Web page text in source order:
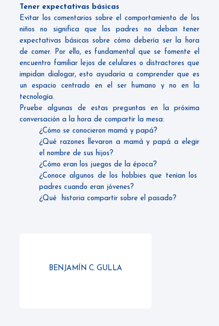
Tener expectativas básicas
Evitar los comentarios sobre el comportamiento de los
niños no significa que los padres no deban tener
expectativas básicas sobre cómo debería ser la hora
de comer. Por ello, es fundamental que se fomente el
encuentro familiar lejos de celulares o distractores que
impidan dialogar, esto ayudaría a comprender que es
un espacio centrado en el ser humano y no en la
tecnología.
Pruebe algunas de estas preguntas en la próxima
conversación a la hora de compartir la mesa:
¿Cómo se conocieron mamá y papá?
¿Qué razones llevaron a mamá y papá a elegir
el nombre de sus hijos?
¿Cómo eran los juegos de la época?
¿Conoce algunos de los hobbies que tenían los
padres cuando eran jóvenes?
¿Qué historia compartir sobre el pasado?
BENJAMÍN C. GULLA